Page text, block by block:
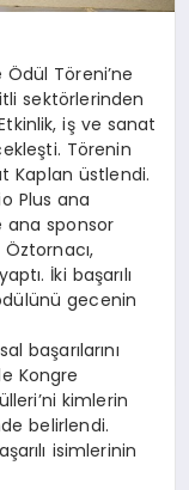
Ödül Töreni’ne
sektörlerinden
iş ve sanat
Törenin
Kaplan üstlendi.
Plus ana
ana sponsor
İki başarılı
gecenin
başarılarını
Kongre
kimlerin
belirlendi.
isimlerinin